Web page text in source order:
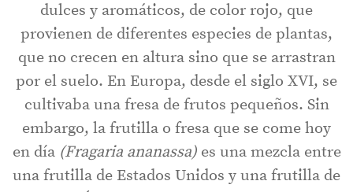
dulces y aromáticos, de color rojo, que
provienen de diferentes especies de plantas,
que no crecen en altura sino que se arrastran
por el suelo. En Europa, desde el siglo XVI, se
cultivaba una fresa de frutos pequeños. Sin
embargo, la frutilla o fresa que se come hoy
en día (Fragaria ananassa)es una mezcla entre
una frutilla de Estados Unidos y una frutilla de